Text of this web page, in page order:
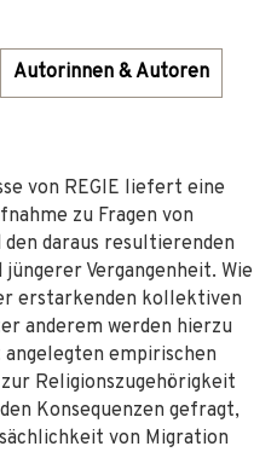
Autorinnen & Autoren
von REGIE liefert eine
zu Fragen von
daraus resultierenden
Vergangenheit. Wie
erstarkenden kollektiven
anderem werden hierzu
empirischen
Religionszugehörigkeit
Konsequenzen gefragt,
von Migration